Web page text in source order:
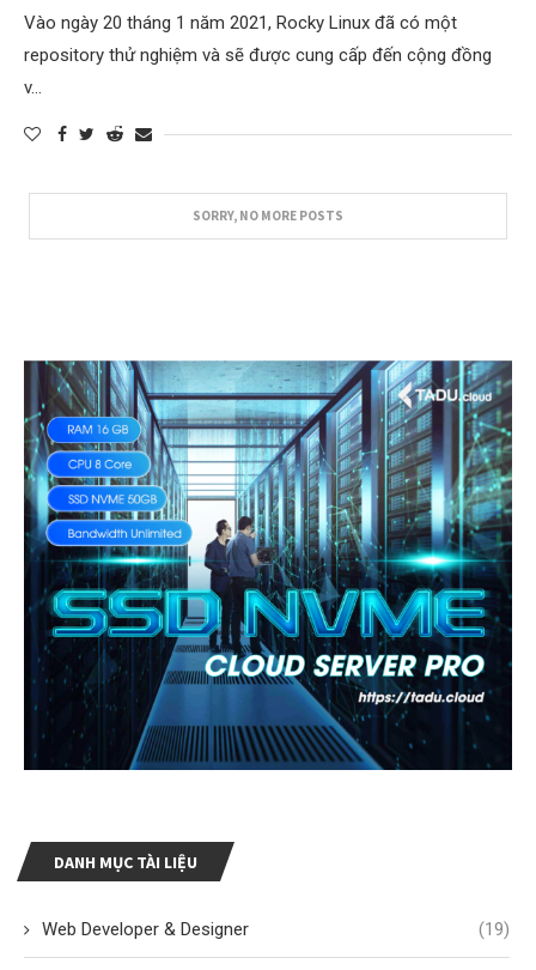
Vào ngày 20 tháng 1 năm 2021, Rocky Linux đã có một
repository thử nghiệm và sẽ được cung cấp đến cộng đồng
v…
DANH MỤC TÀI LIỆU
Ngôn Ngữ Lập Trình
Tin Tức Công Nghệ (19)